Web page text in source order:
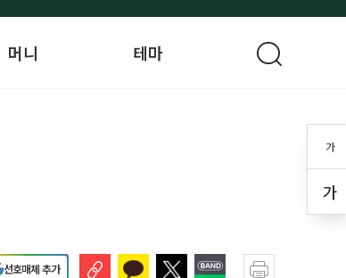
가
가
머니 테마
선호매체 추가